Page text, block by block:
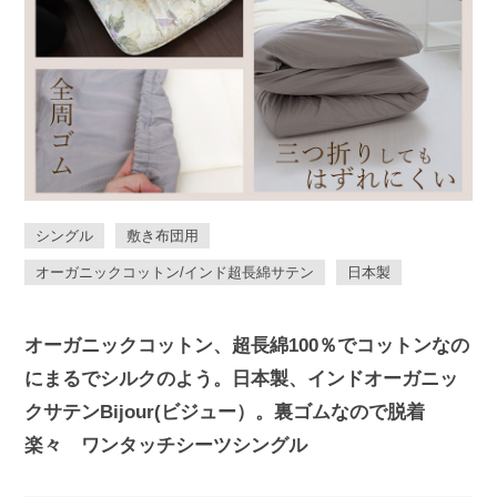
シングル 敷き布団用
オーガニックコットン/インド超長綿サテン 日本製
オーガニックコットン、超長綿100％でコットンなの
にまるでシルクのよう。日本製、インドオーガニッ
クサテンBijour(ビジュー）。裏ゴムなので脱着
楽々 ワンタッチシーツシングル